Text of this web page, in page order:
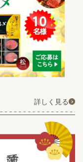
詳しく見る
菌活で